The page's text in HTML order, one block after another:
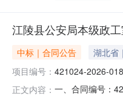
江陵县公安局本级政
中标｜合同公告 湖北省
项目编号： 421024-2026-
正文内容： 一、合同编号：